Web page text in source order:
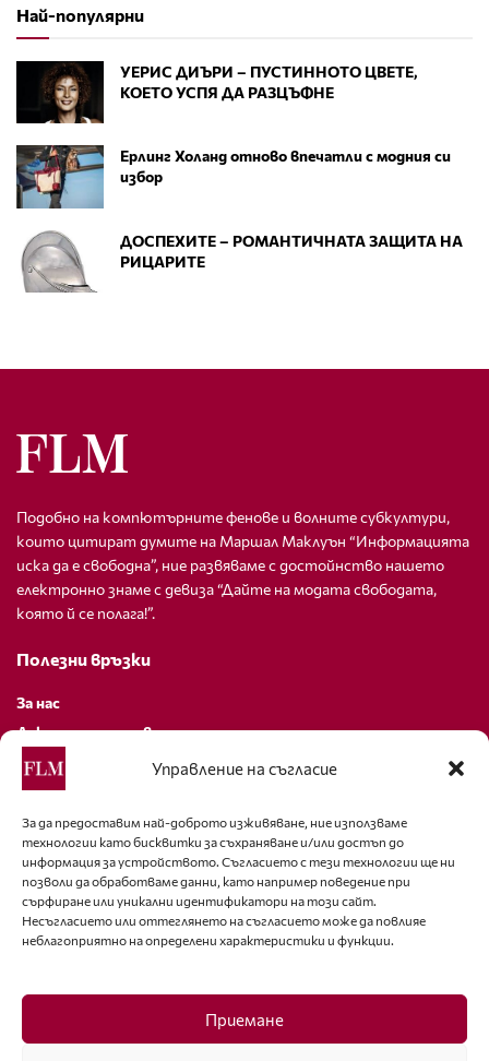
Управление на съгласие
За да предоставим най-доброто изживяване, ние използваме
технологии като бисквитки за съхраняване и/или достъп до
информация за устройството. Съгласието с тези технологии ще ни
позволи да обработваме данни, като например поведение при
сърфиране или уникални идентификатори на този сайт.
Несъгласието или оттеглянето на съгласието може да повлияе
неблагоприятно на определени характеристики и функции.
Приемане
Най-популярни
УЕРИС ДИЪРИ – ПУСТИННОТО ЦВЕТЕ,
КОЕТО УСПЯ ДА РАЗЦЪФНЕ
Ерлинг Холанд отново впечатли с модния си
избор
ДОСПЕХИТЕ – РОМАНТИЧНАТА ЗАЩИТА НА
РИЦАРИТЕ
Подобно на компютърните фенове и волните субкултури,
които цитират думите на Маршал Маклуън “Информацията
иска да е свободна”, ние развяваме с достойнство нашето
електронно знаме с девиза “Дайте на модата свободата,
която й се полага!”.
Полезни връзки
За нас
Декларация за поверителност
Политика за бисквитки
За контакти
editor@fashion-lifestyle.net
+359 88 227 33 47
Последвайте ни
Facebook